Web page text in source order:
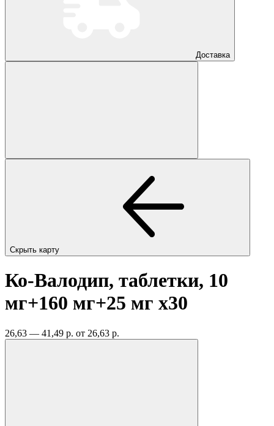
Доставка
Скрыть карту
Ко-Валодип, таблетки, 10
мг+160 мг+25 мг x30
26,63 — 41,49 р. от 26,63 р.